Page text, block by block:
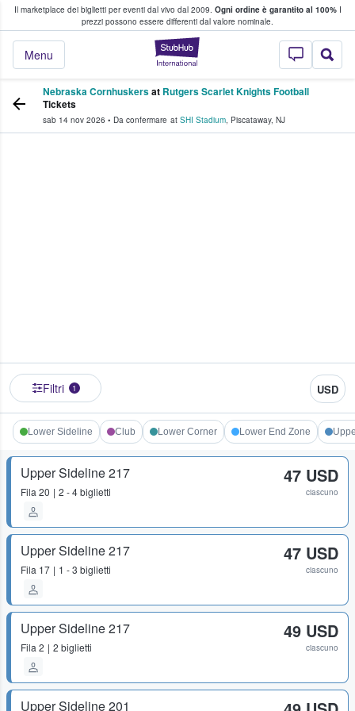
Il marketplace dei biglietti per eventi dal vivo dal 2009. Ogni ordine è garantito al 100%I
prezzi possono essere differenti dal valore nominale.
StubHub - Dove
Menu
fan comprano e vendono biglietti
Nebraska Cornhuskersat Rutgers Scarlet Knights Football
Tickets
sab 14 nov 2026 • Da confermare at SHI Stadium, Piscataway, NJ
Filtri 1 USD
Lower Sideline Club Lower Corner Lower End Zone
Upper Sideline 217
Fila 20 2 - 4 biglietti
47 USD
ciascuno
Upper Sideline 217
Fila 17 1 - 3 biglietti
47 USD
ciascuno
Upper Sideline 217
Fila 2 2 biglietti
49 USD
ciascuno
Upper Sideline 201